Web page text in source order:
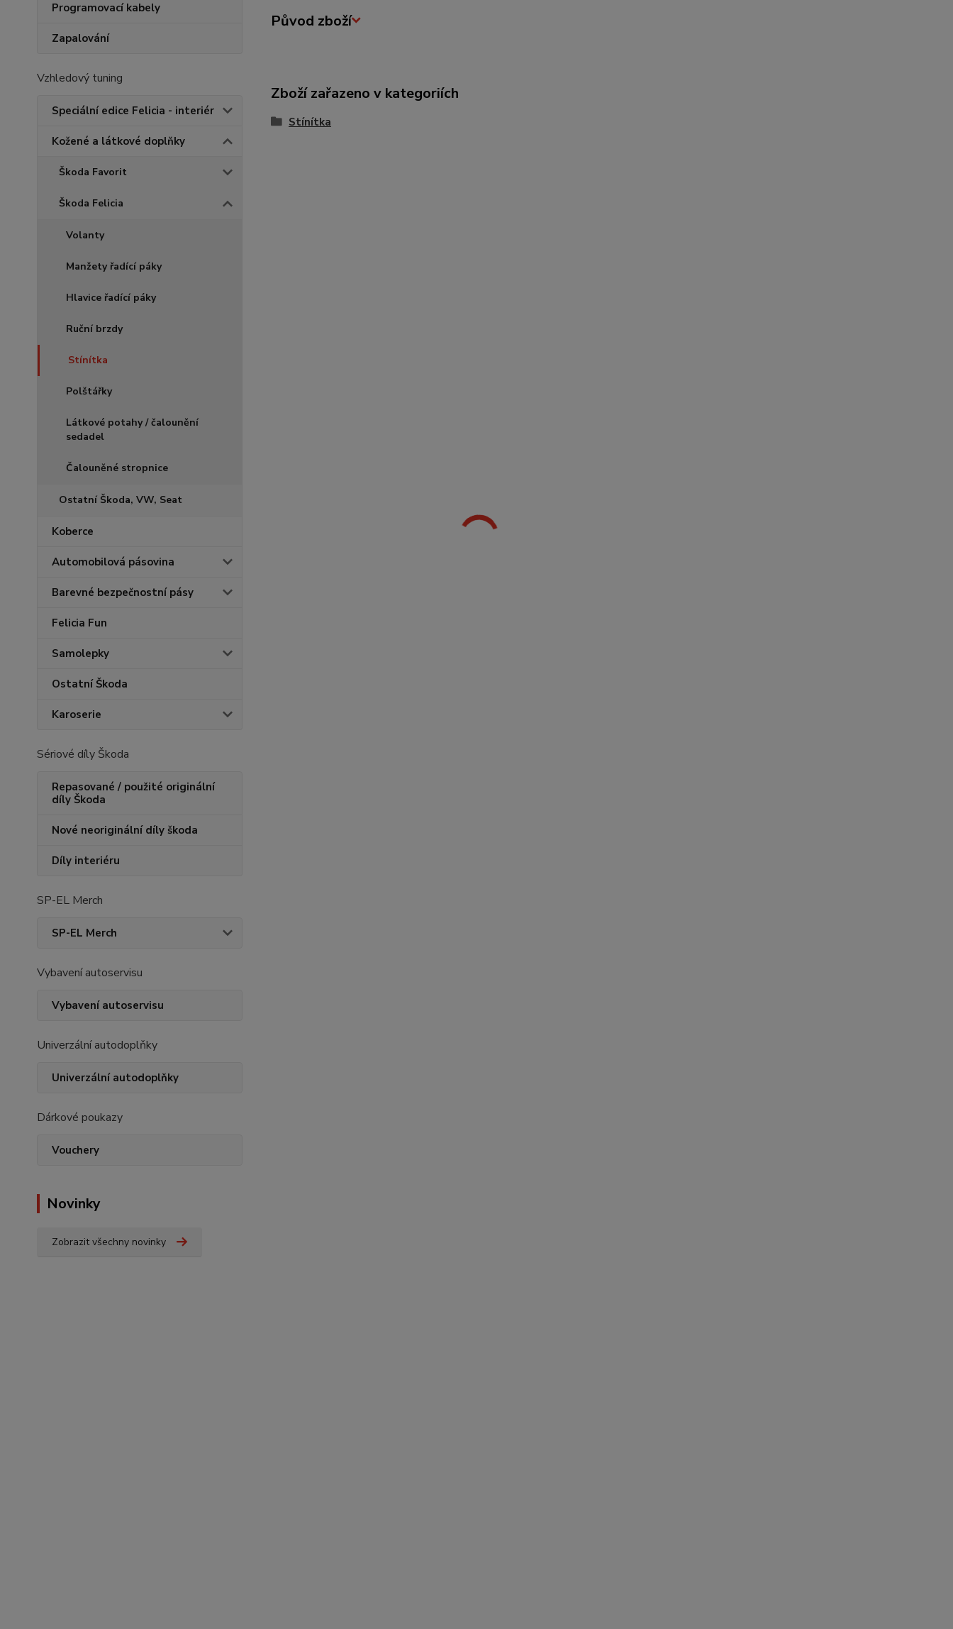
Programovací kabely
Zapalování
Vzhledový tuning
Speciální edice Felicia - interiér
Kožené a látkové doplňky
Škoda Favorit
Škoda Felicia
Volanty
Manžety řadící páky
Hlavice řadící páky
Ruční brzdy
Stínítka
Polštářky
Látkové potahy / čalounění
sedadel
Čalouněné stropnice
Ostatní Škoda, VW, Seat
Koberce
Automobilová pásovina
Barevné bezpečnostní pásy
Felicia Fun
Samolepky
Ostatní Škoda
Karoserie
Sériové díly Škoda
Repasované / použité originální
díly Škoda
Nové neoriginální díly škoda
Díly interiéru
SP-EL Merch
SP-EL Merch
Vybavení autoservisu
Vybavení autoservisu
Univerzální autodoplňky
Univerzální autodoplňky
Dárkové poukazy
Vouchery
Novinky
Zobrazit všechny novinky
Původ zboží
Zboží zařazeno v kategoriích
Stínítka